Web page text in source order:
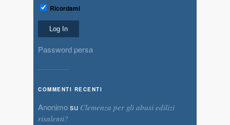
Ricordami
Password persa
COMMENTI RECENTI
Anonimosu Clemenza per gli abusi edilizi
risalenti?